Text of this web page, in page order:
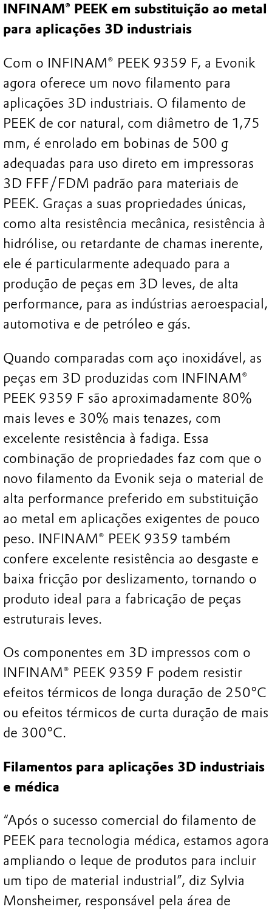
INFINAM® PEEK em substituição ao metal
para aplicações 3D industriais
Com o INFINAM® PEEK 9359 F, a Evonik
agora oferece um novo filamento para
aplicações 3D industriais. O filamento de
PEEK de cor natural, com diâmetro de 1,75
mm, é enrolado em bobinas de 500 g
adequadas para uso direto em impressoras
3D FFF/FDM padrão para materiais de
PEEK. Graças a suas propriedades únicas,
como alta resistência mecânica, resistência à
hidrólise, ou retardante de chamas inerente,
ele é particularmente adequado para a
produção de peças em 3D leves, de alta
performance, para as indústrias aeroespacial,
automotiva e de petróleo e gás.
Quando comparadas com aço inoxidável, as
peças em 3D produzidas com INFINAM®
PEEK 9359 F são aproximadamente 80%
mais leves e 30% mais tenazes, com
excelente resistência à fadiga. Essa
combinação de propriedades faz com que o
novo filamento da Evonik seja o material de
alta performance preferido em substituição
ao metal em aplicações exigentes de pouco
peso. INFINAM® PEEK 9359 também
confere excelente resistência ao desgaste e
baixa fricção por deslizamento, tornando o
produto ideal para a fabricação de peças
estruturais leves.
Os componentes em 3D impressos com o
INFINAM® PEEK 9359 F podem resistir
efeitos térmicos de longa duração de 250°C
ou efeitos térmicos de curta duração de mais
de 300°C.
Filamentos para aplicações 3D industriais
e médica
“Após o sucesso comercial do filamento de
PEEK para tecnologia médica, estamos agora
ampliando o leque de produtos para incluir
um tipo de material industrial”, diz Sylvia
Monsheimer, responsável pela área de